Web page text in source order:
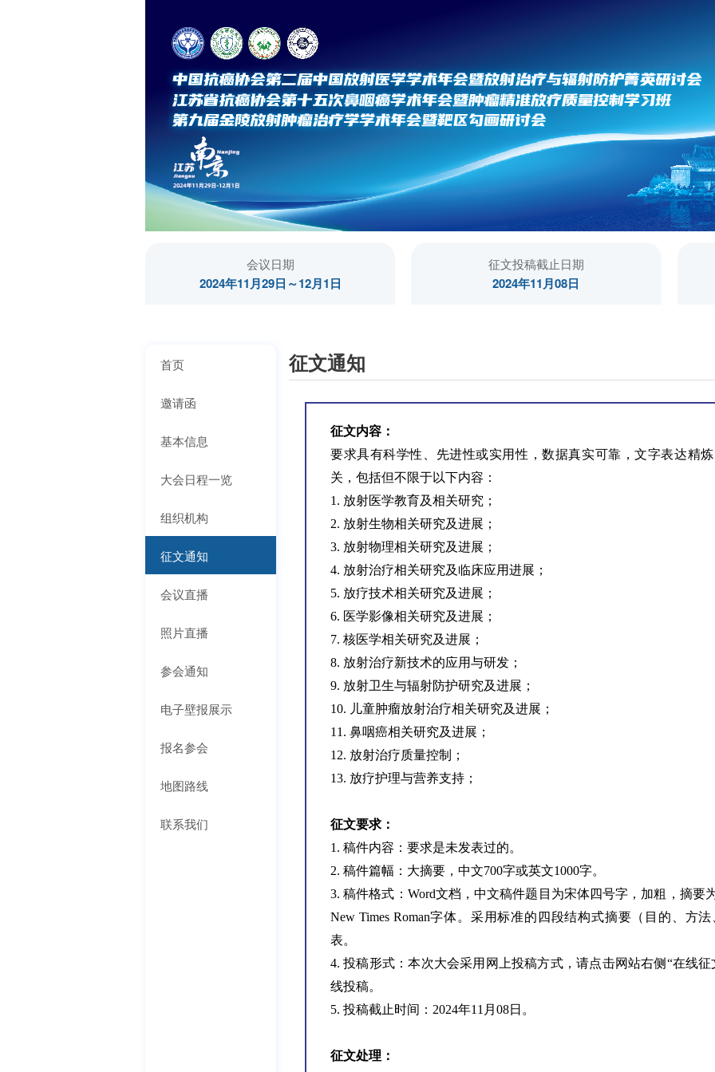
会议日期
2024年11月29日～12月1日
征文投稿截止日期
2024年11月08日
首页
邀请函
基本信息
大会日程一览
组织机构
征文通知
会议直播
照片直播
参会通知
电子壁报展示
报名参会
地图路线
联系我们
征文通知
征文内容：
要求具有科学性、先进性或实用性，数据真实可靠，文字表达精
关，包括但不限于以下内容：
1. 放射医学教育及相关研究；
2. 放射生物相关研究及进展；
3. 放射物理相关研究及进展；
4. 放射治疗相关研究及临床应用进展；
5. 放疗技术相关研究及进展；
6. 医学影像相关研究及进展；
7. 核医学相关研究及进展；
8. 放射治疗新技术的应用与研发；
9. 放射卫生与辐射防护研究及进展；
10. 儿童肿瘤放射治疗相关研究及进展；
11. 鼻咽癌相关研究及进展；
12. 放射治疗质量控制；
13. 放疗护理与营养支持；
征文要求：
1. 稿件内容：要求是未发表过的。
2. 稿件篇幅：大摘要，中文700字或英文1000字。
3. 稿件格式：Word文档，中文稿件题目为宋体四号字，加粗，摘要
New Times Roman字体。采用标准的四段结构式摘要（目的、方
表。
4. 投稿形式：本次大会采用网上投稿方式，请点击网站右侧“在线征
线投稿。
5. 投稿截止时间：2024年11月08日。
征文处理：